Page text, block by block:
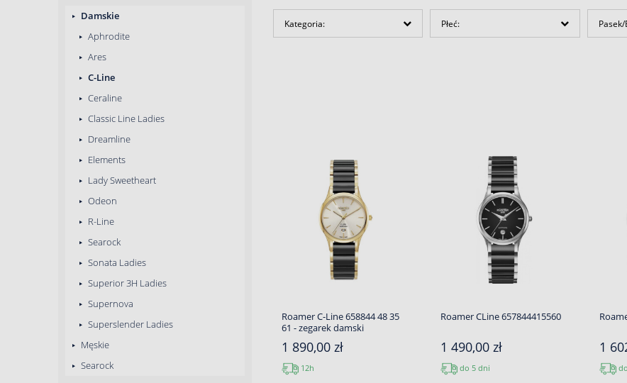
Damskie
Aphrodite
Ares
C-Line
Ceraline
Classic Line Ladies
Dreamline
Elements
Lady Sweetheart
Odeon
R-Line
Searock
Sonata Ladies
Superior 3H Ladies
Supernova
Superslender Ladies
Męskie
Searock
Kategoria: Płeć:
Roamer C-Line 658844 48 35
61 - zegarek damski
1 890,00 zł
12h
Roamer CLine 657844415560
1 490,00 zł
do 5 dni
1